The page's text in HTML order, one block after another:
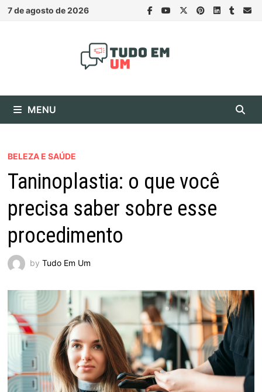
Skip
7 de agosto de 2026
MENU
BELEZA E SAÚDE
Taninoplastia: o que você
precisa saber sobre esse
procedimento
by Tudo Em Um